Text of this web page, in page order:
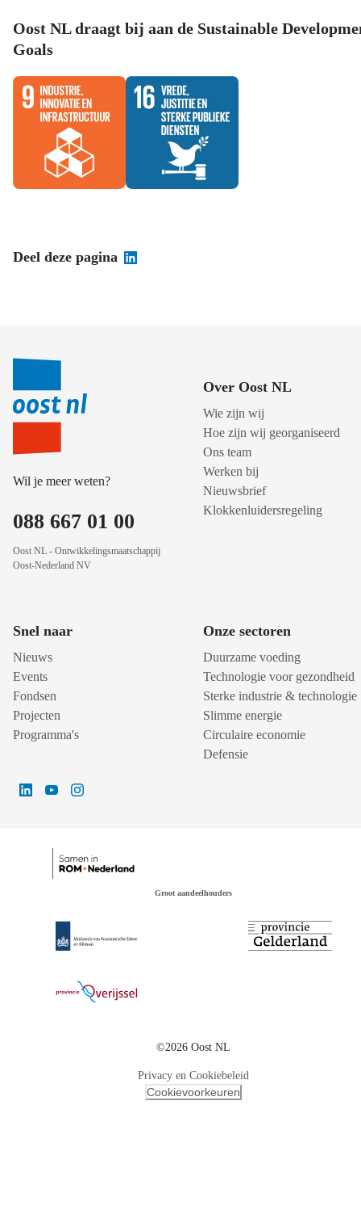
Oost NL draagt bij aan de Sustainable
Goals
Deel deze pagina
Wil je meer weten?
088 667 01 00
Oost NL - Ontwikkelingsmaatschappij
Oost-Nederland NV
Over Oost NL
Wie zijn wij
Hoe zijn wij georganiseerd
Ons team
Werken bij
Nieuwsbrief
Klokkenluidersregeling
Snel naar
Nieuws
Events
Fondsen
Projecten
Programma's
Onze sectoren
Duurzame voeding
Technologie voor gezondheid
Sterke industrie & technologie
Slimme energie
Circulaire economie
Defensie
Groot aandeelhouders
©2026 Oost NL
Privacy en Cookiebeleid
Cookievoorkeuren